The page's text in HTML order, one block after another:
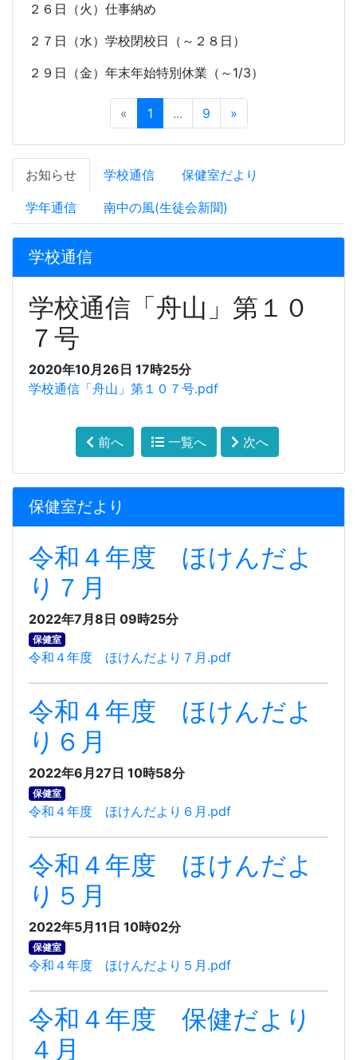
２６日（火）仕事納め
２７日（水）学校閉校日（～２８日）
２９日（金）年末年始特別休業（～ 1/3）
« 1 ... 9 »
お知らせ 学校通信 保健室だより
学年通信 南中の風(生徒会新聞)
学校通信
学校通信「舟山」第１０
７号
2020年10月26日 17時25分
学校通信「舟山」第１０７号.pdf
前へ 一覧へ 次へ
保健室だより
令和４年度 ほけんだよ
り７月
2022年7月8日 09時25分
保健室
令和４年度 ほけんだより７月.pdf
令和４年度 ほけんだよ
り６月
2022年6月27日 10時58分
保健室
令和４年度 ほけんだより６月.pdf
令和４年度 ほけんだよ
り５月
2022年5月11日 10時02分
保健室
令和４年度 ほけんだより５月.pdf
令和４年度 保健だより
４月